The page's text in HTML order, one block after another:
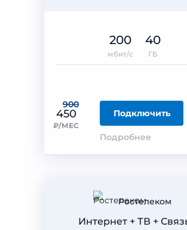
900
450
₽/МЕС
Подключить
Подробнее
200
мбит/с
40
ГБ
Ростелеком
Интернет + ТВ +